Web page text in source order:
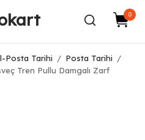
0
Posta Tarihi / Posta Tarihi
/
Tren Pullu Damgalı Zarf